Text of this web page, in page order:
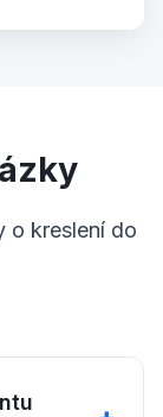
o kreslení do